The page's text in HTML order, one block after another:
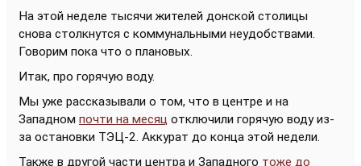
На этой неделе тысячи жителей донской столицы
снова столкнутся с коммунальными неудобствами.
Говорим пока что о плановых.
Итак, про горячую воду.
Мы уже рассказывали о том, что в центре и на
Западном почти на месяц отключили горячую воду из-
за остановки ТЭЦ-2. Аккурат до конца этой недели.
Также в другой части центра и Западного тоже до